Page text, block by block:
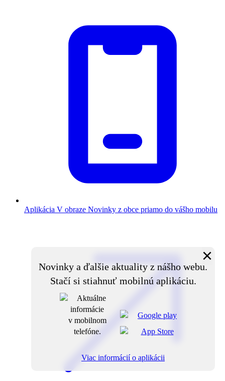
Aplikácia V obraze Novinky z obce priamo do vášho mobilu
Novinky a ďalšie aktuality z nášho webu.
Stačí si stiahnuť mobilnú aplikáciu.
×
Viac informácií o aplikácii